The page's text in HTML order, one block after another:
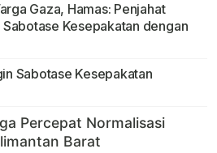
Gaza, Hamas: Penjahat
Kesepakatan dengan
Sabotase Kesepakatan